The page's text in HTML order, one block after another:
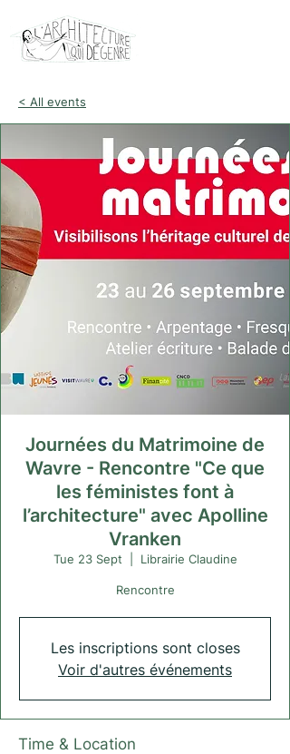
< All events
Journées du Matrimoine de
Wavre - Rencontre "Ce que
les féministes font à
l’architecture" avec Apolline
Vranken
Tue 23 Sept Librairie Claudine
Rencontre
Les inscriptions sont closes
Voir d'autres événements
Time & Location